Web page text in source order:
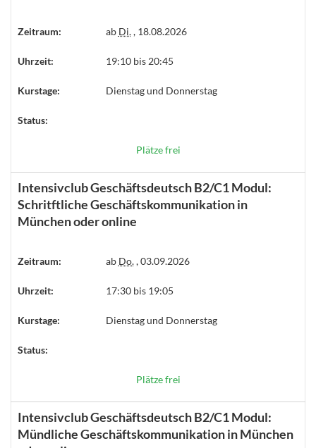
Zeitraum: ab Di., 18.08.2026
Uhrzeit: 19:10 bis 20:45
Kurstage: Dienstag und Donnerstag
Status:
Plätze frei
Intensivclub Geschäftsdeutsch B2/C1 Modul:
Schritftliche Geschäftskommunikation in
München oder online
Zeitraum: ab Do., 03.09.2026
Uhrzeit: 17:30 bis 19:05
Kurstage: Dienstag und Donnerstag
Status:
Plätze frei
Intensivclub Geschäftsdeutsch B2/C1 Modul:
Mündliche Geschäftskommunikation in München